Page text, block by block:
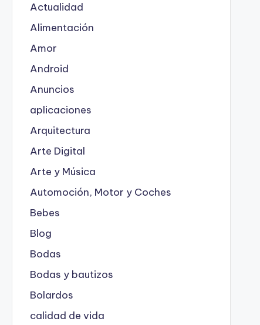
Actualidad
Alimentación
Amor
Android
Anuncios
aplicaciones
Arquitectura
Arte Digital
Arte y Música
Automoción, Motor y Coches
Bebes
Blog
Bodas
Bodas y bautizos
Bolardos
calidad de vida